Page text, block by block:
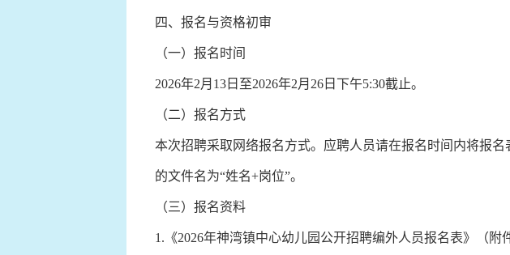
四、报名与资格初审
（一）报名时间
2026年2月13日至2026年2月26日下午5:30截止。
（二）报名方式
本次招聘采取网络报名方式。应聘人员请在报名时间内将报
的文件名为“姓名+岗位”。
（三）报名资料
1.《2026年神湾镇中心幼儿园公开招聘编外人员报名表》（